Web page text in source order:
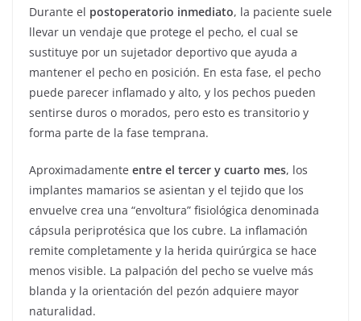
Durante el postoperatorio inmediato, la paciente suele
llevar un vendaje que protege el pecho, el cual se
sustituye por un sujetador deportivo que ayuda a
mantener el pecho en posición. En esta fase, el pecho
puede parecer inflamado y alto, y los pechos pueden
sentirse duros o morados, pero esto es transitorio y
forma parte de la fase temprana.
Aproximadamente entre el tercer y cuarto mes, los
implantes mamarios se asientan y el tejido que los
envuelve crea una “envoltura” fisiológica denominada
cápsula periprotésica que los cubre. La inflamación
remite completamente y la herida quirúrgica se hace
menos visible. La palpación del pecho se vuelve más
blanda y la orientación del pezón adquiere mayor
naturalidad.